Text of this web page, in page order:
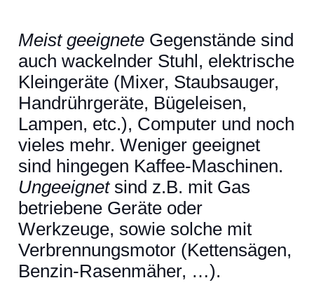
Meist geeigneteGegenstände sind
auch wackelnder Stuhl, elektrische
Kleingeräte (Mixer, Staubsauger,
Handrührgeräte, Bügeleisen,
Lampen, etc.), Computer und noch
vieles mehr. Weniger geeignet
sind hingegen Kaffee-Maschinen.
Ungeeignetsind z.B. mit Gas
betriebene Geräte oder
Werkzeuge, sowie solche mit
Verbrennungsmotor (Kettensägen,
Benzin-Rasenmäher, …).